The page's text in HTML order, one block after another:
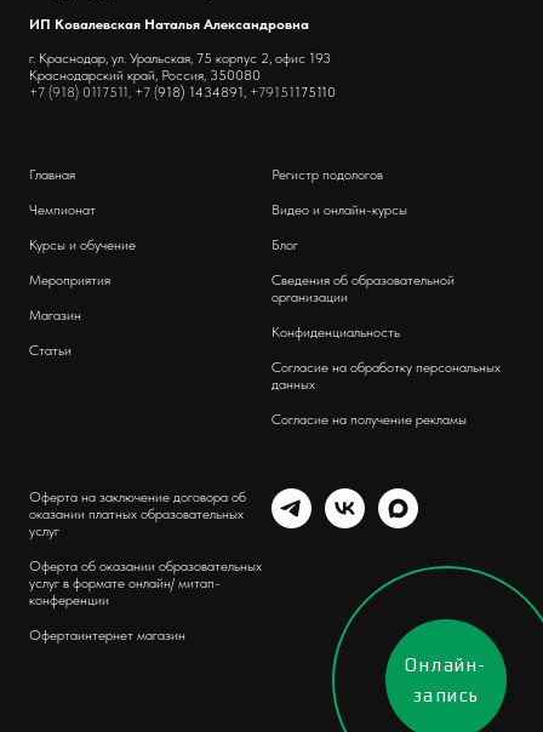
ИП Ковалевская Наталья Александровна
г. Краснодар, ул. Уральская, 75 корпус 2, офис 193
Краснодарский край, Россия, 350080
+7 (918) 0117511, +7 (918) 1434891, +79151175110
Главная
Чемпионат
Курсы и обучение
Мероприятия
Магазин
Статьи
Регистр подологов
Видео и онлайн-курсы
Блог
Сведения об образовательной
организации
Конфиденциальность
Согласие на обработку персональных
данных
Согласие на получение рекламы
Оферта на заключение договора об
оказании платных образовательных
услуг
Оферта об оказании образовательных
услуг в формате онлайн/ митап-
конференции
Офертаинтернет магазин
Онлайн-
запись